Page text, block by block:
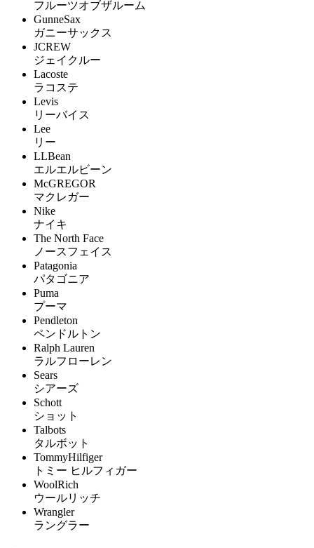
フルーツオブザルーム
GunneSax
ガニーサックス
JCREW
ジェイクルー
Lacoste
ラコステ
Levis
リーバイス
Lee
リー
LLBean
エルエルビーン
McGREGOR
マクレガー
Nike
ナイキ
The North Face
ノースフェイス
Patagonia
パタゴニア
Puma
プーマ
Pendleton
ペンドルトン
Ralph Lauren
ラルフローレン
Sears
シアーズ
Schott
ショット
Talbots
タルボット
TommyHilfiger
トミー ヒルフィガー
WoolRich
ウールリッチ
Wrangler
ラングラー